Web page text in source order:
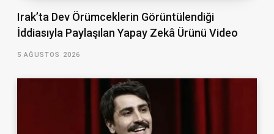
Irak’ta Dev Örümceklerin Görüntülendiği
İddiasıyla Paylaşılan Yapay Zekâ Ürünü Video
5 AĞUSTOS 2026